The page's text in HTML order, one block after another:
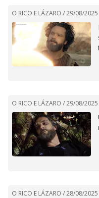
O RICO E LÁZARO /29/08/2025
O RICO E LÁZARO /29/08/2025
O RICO E LÁZARO /28/08/2025